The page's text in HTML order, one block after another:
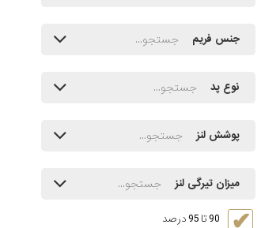
جنس فریم
نوع پد
پوشش لنز
میزان تیرگی لنز
90 تا 95 درصد